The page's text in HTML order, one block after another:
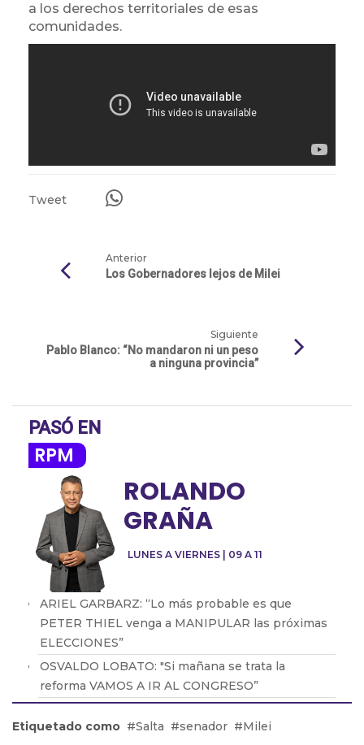
a los derechos territoriales de esas
comunidades.
Tweet
Anterior
Los Gobernadores lejos de Milei
Siguiente
Pablo Blanco: “No mandaron ni un peso
a ninguna provincia”
PASÓ EN
RPM
LUNES A VIERNES | 09 A 11
ROLANDO
GRAÑA
ARIEL GARBARZ: “Lo más probable es que
PETER THIEL venga a MANIPULAR las próximas
ELECCIONES”
OSVALDO LOBATO: "Si mañana se trata la
reforma VAMOS A IR AL CONGRESO”
política industrial es la que no existe”
Etiquetado como Salta senador Milei